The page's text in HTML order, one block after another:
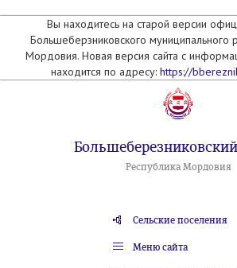
Вы находитесь на старой версии
Большеберзниковского муниципального
Мордовия. Новая версия сайта с
находится по адресу: https://
Республика Мордовия
Сельские поселения
Меню сайта